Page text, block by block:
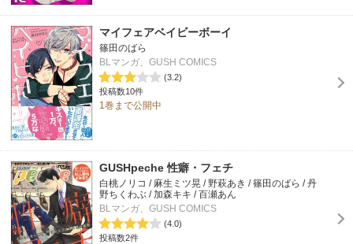
マイフェアベイビーボーイ
篠田のばら
BLマンガ、GUSH COMICS
(3.2)
投稿数10件
1巻まで公開中
GUSHpeche 性癖・フェチ
白桃ノリコ / 麻生ミツ晃 / 野萩あき / 篠田のばら / 丹
野ちくわぶ / 加森キキ / 百瀬あん
BLマンガ、GUSH COMICS
(4.0)
投稿数2件